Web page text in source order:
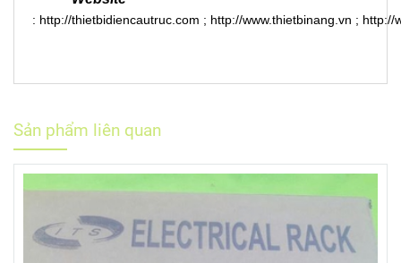
: http://thietbidiencautruc.com ; http://www.thietbinang.vn ; http://
Sản phẩm liên quan